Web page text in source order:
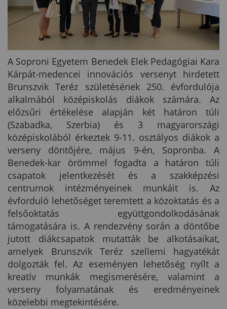
A Soproni Egyetem Benedek Elek Pedagógiai Kara
Kárpát-medencei innovációs versenyt hirdetett
Brunszvik Teréz születésének 250. évfordulója
alkalmából középiskolás diákok számára. Az
előzsűri értékelése alapján két határon túli
(Szabadka, Szerbia) és 3 magyarországi
középiskolából érkeztek 9-11. osztályos diákok a
verseny döntőjére, május 9-én, Sopronba. A
Benedek-kar örömmel fogadta a határon túli
csapatok jelentkezését és a szakképzési
centrumok intézményeinek munkáit is. Az
évforduló lehetőséget teremtett a közoktatás és a
felsőoktatás együttgondolkodásának
támogatására is. A rendezvény során a döntőbe
jutott diákcsapatok mutatták be alkotásaikat,
amelyek Brunszvik Teréz szellemi hagyatékát
dolgozták fel. Az eseményen lehetőség nyílt a
kreatív munkák megismerésére, valamint a
verseny folyamatának és eredményeinek
közelebbi megtekintésére.